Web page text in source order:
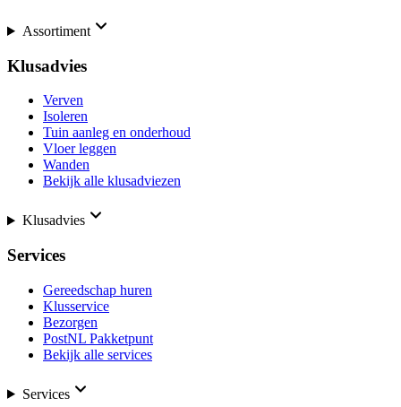
Assortiment
Klusadvies
Verven
Isoleren
Tuin aanleg en onderhoud
Vloer leggen
Wanden
Bekijk alle klusadviezen
Klusadvies
Services
Gereedschap huren
Klusservice
Bezorgen
PostNL Pakketpunt
Bekijk alle services
Services